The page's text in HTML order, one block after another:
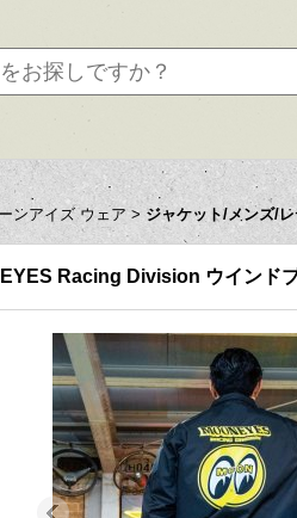
ンアイズ ウェア > ジャケット/メンズ/
Racing Division ウインド